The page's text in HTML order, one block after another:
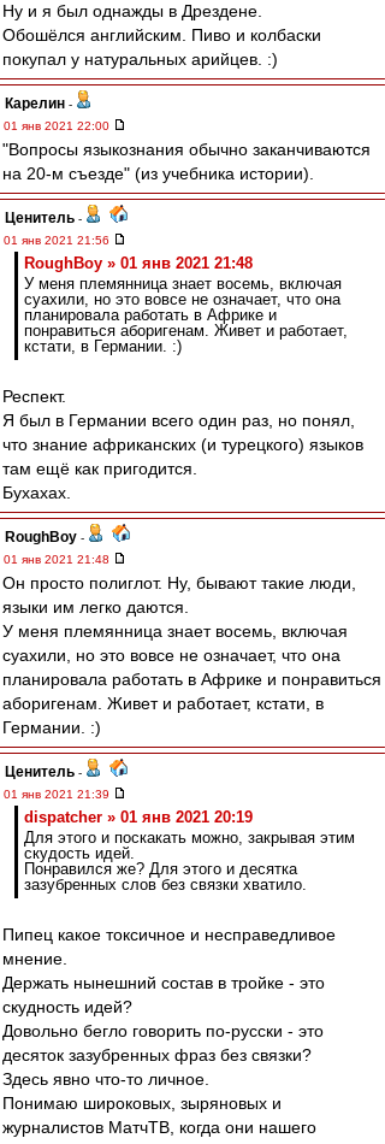
Ну и я был однажды в Дрездене.
Обошёлся английским. Пиво и колбаски
покупал у натуральных арийцев. :)
Карелин -
01 янв 2021 22:00
"Вопросы языкознания обычно заканчиваются
на 20-м съезде" (из учебника истории).
Ценитель -
01 янв 2021 21:56
RoughBoy » 01 янв 2021 21:48
У меня племянница знает восемь, включая
суахили, но это вовсе не означает, что она
планировала работать в Африке и
понравиться аборигенам. Живет и работает,
кстати, в Германии. :)
Респект.
Я был в Германии всего один раз, но понял,
что знание африканских (и турецкого) языков
там ещё как пригодится.
Бухахах.
RoughBoy -
01 янв 2021 21:48
Он просто полиглот. Ну, бывают такие люди,
языки им легко даются.
У меня племянница знает восемь, включая
суахили, но это вовсе не означает, что она
планировала работать в Африке и понравиться
аборигенам. Живет и работает, кстати, в
Германии. :)
Ценитель -
01 янв 2021 21:39
dispatcher » 01 янв 2021 20:19
Для этого и поскакать можно, закрывая этим
скудость идей.
Понравился же? Для этого и десятка
зазубренных слов без связки хватило.
Пипец какое токсичное и несправедливое
мнение.
Держать нынешний состав в тройке - это
скудность идей?
Довольно бегло говорить по-русски - это
десяток зазубренных фраз без связки?
Здесь явно что-то личное.
Понимаю широковых, зыряновых и
журналистов МатчТВ, когда они нашего